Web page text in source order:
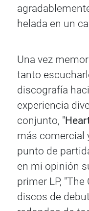
helada en un
Una vez
tanto
discografía
experiencia
conjunto, "
más comercial
punto de
en mi opinión
primer LP,
discos de